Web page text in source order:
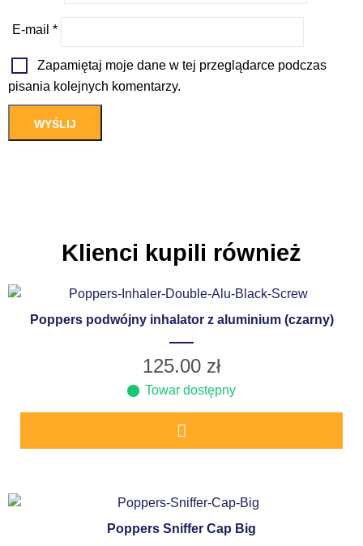
E-mail *
Zapamiętaj moje dane w tej przeglądarce podczas
pisania kolejnych komentarzy.
Klienci kupili również
Poppers podwójny inhalator z aluminium (czarny)
125.00 zł
Towar dostępny
Poppers Sniffer Cap Big